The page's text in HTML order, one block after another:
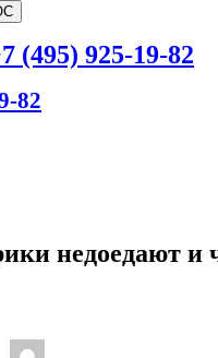
(495) 925-19-82
82
недоедают и